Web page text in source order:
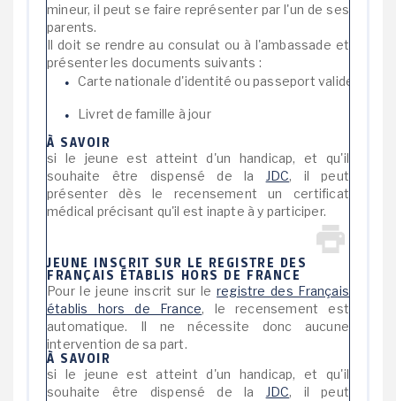
mineur, il peut se faire représenter par l'un de ses
parents.
Il doit se rendre au consulat ou à l'ambassade et
présenter les documents suivants :
Carte nationale d'identité ou passeport valide
Livret de famille à jour
À SAVOIR
si le jeune est atteint d'un handicap, et qu'il
souhaite être dispensé de la
JDC, il peut
présenter dès le recensement un certificat
médical précisant qu'il est inapte à y participer.
JEUNE INSCRIT SUR LE REGISTRE DES
FRANÇAIS ÉTABLIS HORS DE FRANCE
Pour le jeune inscrit sur leregistre des Français
établis hors de France, le recensement est
automatique. Il ne nécessite donc aucune
intervention de sa part.
À SAVOIR
si le jeune est atteint d'un handicap, et qu'il
souhaite être dispensé de la
JDC, il peut